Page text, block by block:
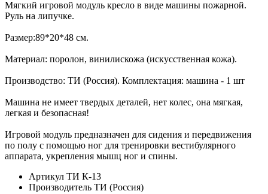
Мягкий игровой модуль кресло в виде машины пожарной.
Руль на липучке.
Размер:89*20*48 см.
Материал: поролон, винилискожа (искусственная кожа).
Производство: ТИ (Россия). Комплектация: машина - 1 шт
Машина не имеет твердых деталей, нет колес, она мягкая,
легкая и безопасная!
Игровой модуль предназначен для сидения и передвижения
по полу с помощью ног для тренировки вестибулярного
аппарата, укрепления мышц ног и спины.
Артикул ТИ К-13
Производитель ТИ (Россия)